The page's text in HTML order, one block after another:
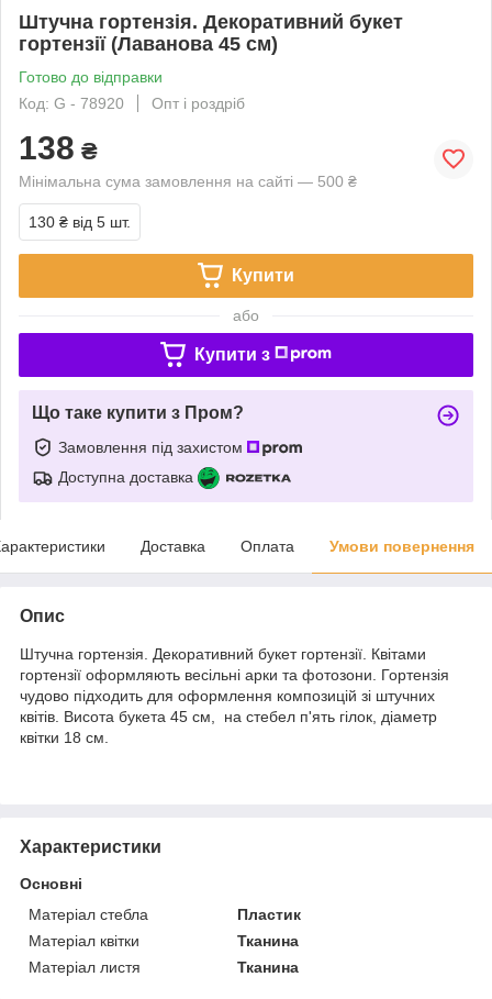
Штучна гортензія. Декоративний букет
гортензії (Лаванова 45 см)
Готово до відправки
Код: G - 78920
Опт і роздріб
138 ₴
Мінімальна сума замовлення на сайті — 500 ₴
130 ₴ від 5 шт.
Купити
або
Купити з
Що таке купити з Пром?
Замовлення під захистом
Доступна доставка
Доставка Оплата Умови повернення
Опис
Штучна гортензія. Декоративний букет гортензії. Квітами
гортензії оформляють весільні арки та фотозони. Гортензія
чудово підходить для оформлення композицій зі штучних
квітів. Висота букета 45 см, на стебел п'ять гілок, діаметр
квітки 18 см.
Характеристики
Основні
Матеріал стебла
Пластик
Матеріал квітки
Тканина
Матеріал листя
Тканина